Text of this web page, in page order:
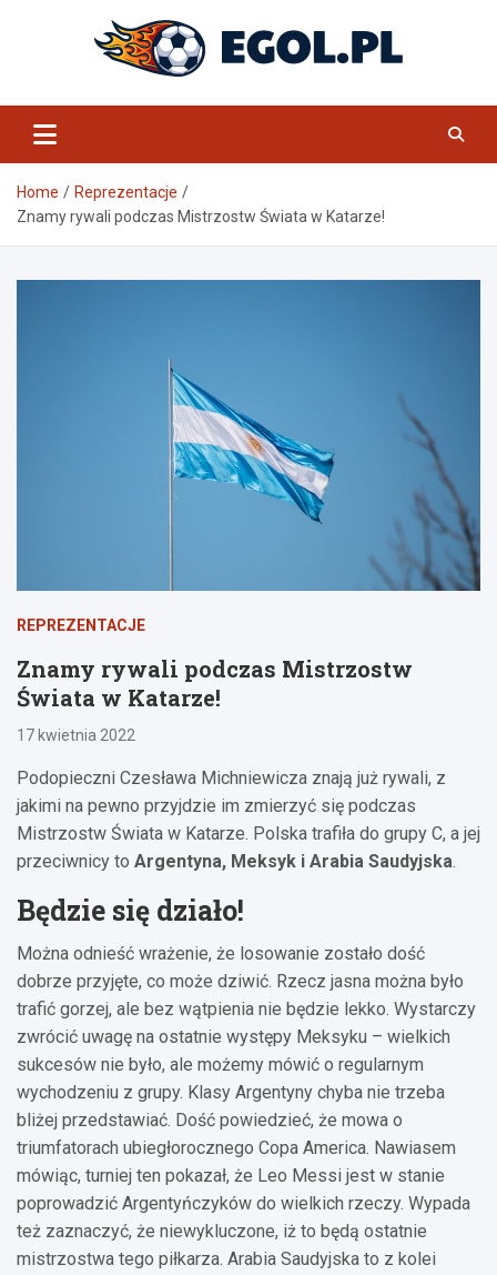
eGol.pl
Home
Reprezentacje
Znamy rywali podczas Mistrzostw Świata w Katarze!
REPREZENTACJE
Znamy rywali podczas Mistrzostw
Świata w Katarze!
17 kwietnia 2022
Podopieczni Czesława Michniewicza znają już rywali, z
jakimi na pewno przyjdzie im zmierzyć się podczas
Mistrzostw Świata w Katarze. Polska trafiła do grupy C, a jej
przeciwnicy to Argentyna, Meksyk i Arabia Saudyjska.
Będzie się działo!
Można odnieść wrażenie, że losowanie zostało dość
dobrze przyjęte, co może dziwić. Rzecz jasna można było
trafić gorzej, ale bez wątpienia nie będzie lekko. Wystarczy
zwrócić uwagę na ostatnie występy Meksyku – wielkich
sukcesów nie było, ale możemy mówić o regularnym
wychodzeniu z grupy. Klasy Argentyny chyba nie trzeba
bliżej przedstawiać. Dość powiedzieć, że mowa o
triumfatorach ubiegłorocznego Copa America. Nawiasem
mówiąc, turniej ten pokazał, że Leo Messi jest w stanie
poprowadzić Argentyńczyków do wielkich rzeczy. Wypada
też zaznaczyć, że niewykluczone, iż to będą ostatnie
mistrzostwa tego piłkarza. Arabia Saudyjska to z kolei